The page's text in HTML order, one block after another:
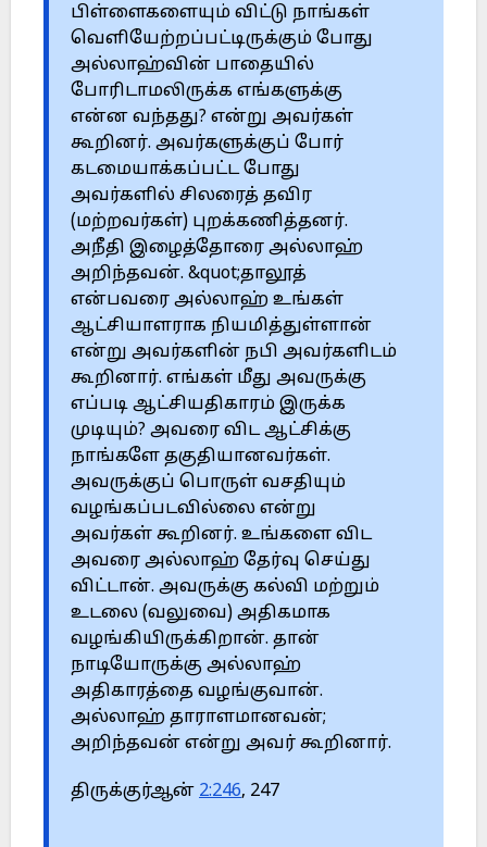
பிள்ளைகளையும் விட்டு நாங்கள்
வெளியேற்றப்பட்டிருக்கும் போது
அல்லாஹ்வின் பாதையில்
போரிடாமலிருக்க எங்களுக்கு
என்ன வந்தது? என்று அவர்கள்
கூறினர். அவர்களுக்குப் போர்
கடமையாக்கப்பட்ட போது
அவர்களில் சிலரைத் தவிர
(மற்றவர்கள்) புறக்கணித்தனர்.
அநீதி இழைத்தோரை அல்லாஹ்
அறிந்தவன். &quot;தாலூத்
என்பவரை அல்லாஹ் உங்கள்
ஆட்சியாளராக நியமித்துள்ளான்
என்று அவர்களின் நபி அவர்களிடம்
கூறினார். எங்கள் மீது அவருக்கு
எப்படி ஆட்சியதிகாரம் இருக்க
முடியும்? அவரை விட ஆட்சிக்கு
நாங்களே தகுதியானவர்கள்.
அவருக்குப் பொருள் வசதியும்
வழங்கப்படவில்லை என்று
அவர்கள் கூறினர். உங்களை விட
அவரை அல்லாஹ் தேர்வு செய்து
விட்டான். அவருக்கு கல்வி மற்றும்
உடலை (வலுவை) அதிகமாக
வழங்கியிருக்கிறான். தான்
நாடியோருக்கு அல்லாஹ்
அதிகாரத்தை வழங்குவான்.
அல்லாஹ் தாராளமானவன்;
அறிந்தவன் என்று அவர் கூறினார்.
திருக்குர்ஆன் 2:246, 247